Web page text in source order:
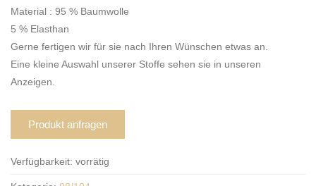
Material : 95 % Baumwolle
5 % Elasthan
Gerne fertigen wir für sie nach Ihren Wünschen etwas an.
Eine kleine Auswahl unserer Stoffe sehen sie in unseren
Anzeigen.
Produkt anfragen
Verfügbarkeit: vorrätig